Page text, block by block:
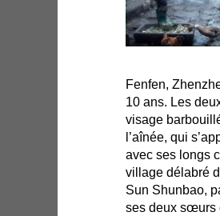
Fenfen,
10 ans. Les
visage
l’aînée, qui
avec ses longs
village délabré
Sun Shunbao,
ses deux sœurs